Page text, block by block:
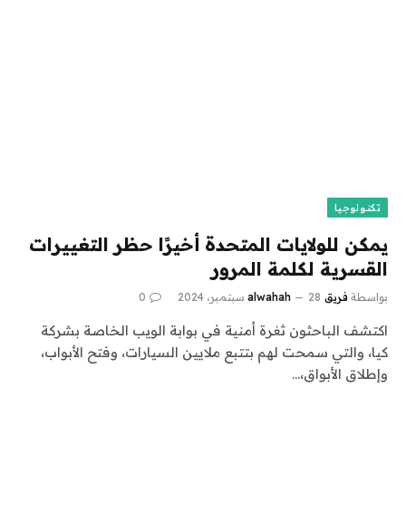
تكنولوجيا
يمكن للولايات المتحدة أخيرًا حظر التغييرات
القسرية لكلمة المرور
بواسطة فريق alwahah 28 سبتمبر، 2024 0
اكتشف الباحثون ثغرة أمنية في بوابة الويب الخاصة بشركة
كيا، والتي سمحت لهم بتتبع ملايين السيارات، وفتح الأبواب،
وإطلاق الأبواق،…